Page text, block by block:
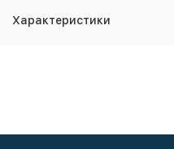
Характеристики